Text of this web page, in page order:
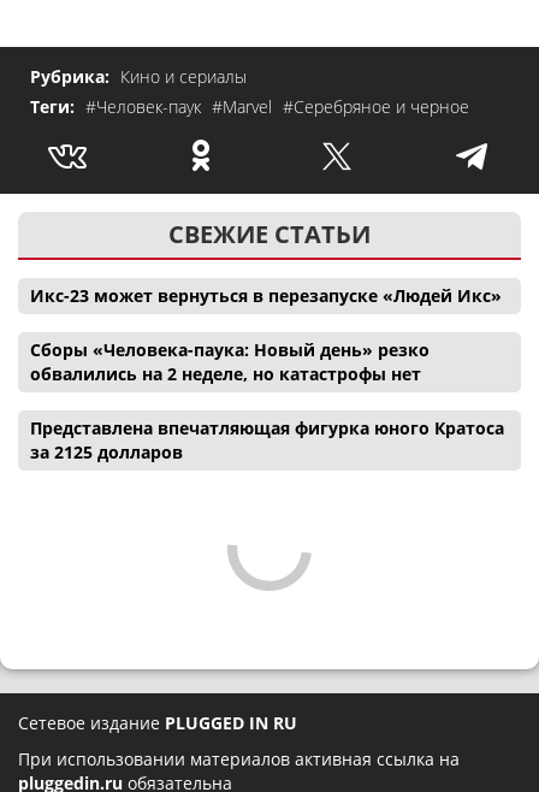
Рубрика: Кино и сериалы
Теги: #Человек-паук #Marvel #Серебряное и черное
СВЕЖИЕ СТАТЬИ
Икс-23 может вернуться в перезапуске «Людей Икс»
Сборы «Человека-паука: Новый день» резко
обвалились на 2 неделе, но катастрофы нет
Представлена впечатляющая фигурка юного Кратоса
за 2125 долларов
Сетевое издание PLUGGED IN RU
При использовании материалов активная ссылка на
pluggedin.ru обязательна